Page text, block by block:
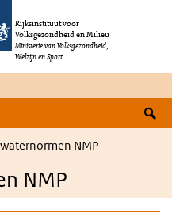
Rijksinstituut voor
Volksgezondheid en Milieu
Ministerie van Volksgezondheid,
Welzijn en Sport
NMP
NMP